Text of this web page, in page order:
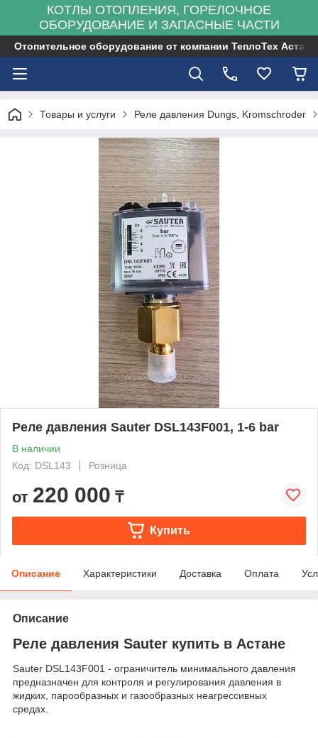
КОТЛЫ ОТОПЛЕНИЯ, ГОРЕЛОЧНОЕ
ОБОРУДОВАНИЕ И ЗАПАСНЫЕ ЧАСТИ
Отопительное оборудование от компании ТеплоТех Астана
Товары и услуги Реле давления Dungs, Kromschroder
Реле давления Sauter DSL143F001, 1-6 bar
В наличии
Код: DSL143
Розница
от 220 000 ₸
Купить
Описание Характеристики Доставка Оплата
Описание
Реле давления Sauter купить в Астане
Sauter DSL143F001 - ограничитель минимального давления
предназначен для контроля и регулирования давления в
жидких, парообразных и газообразных неагрессивных
средах.